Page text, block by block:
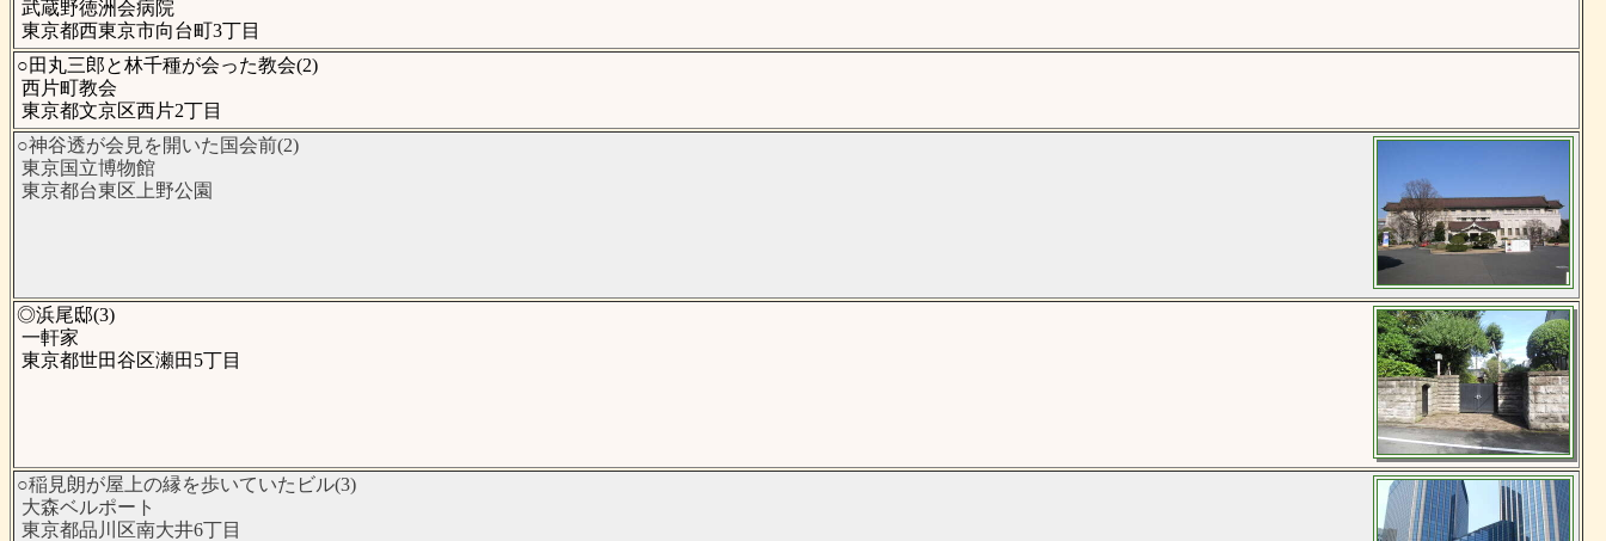
武蔵野徳洲会病院
東京都西東京市向台町3丁目
○田丸三郎と林千種が会った教会(2)
西片町教会
東京都文京区西片2丁目
○神谷透が会見を開いた国会前(2)
東京国立博物館
東京都台東区上野公園
◎浜尾邸(3)
一軒家
東京都世田谷区瀬田5丁目
○稲見朗が屋上の縁を歩いていたビル(3)
大森ベルポート
東京都品川区南大井6丁目